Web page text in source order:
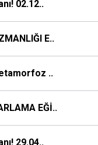
02.12..
E..
..
EĞİ..
29.04..